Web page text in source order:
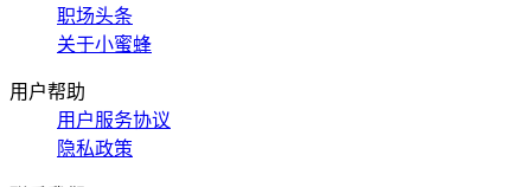
职场头条
关于小蜜蜂
用户帮助
用户服务协议
隐私政策